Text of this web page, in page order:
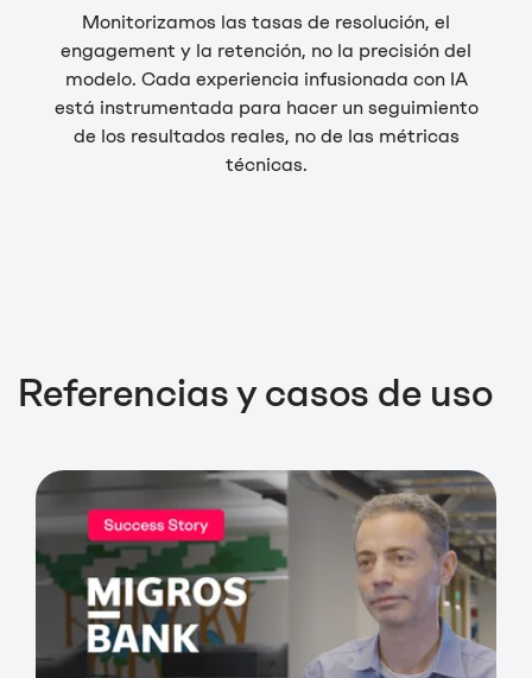
Monitorizamos las tasas de resolución, el
engagement y la retención, no la precisión del
modelo. Cada experiencia infusionada con IA
está instrumentada para hacer un seguimiento
de los resultados reales, no de las métricas
técnicas.
Referencias y casos de uso